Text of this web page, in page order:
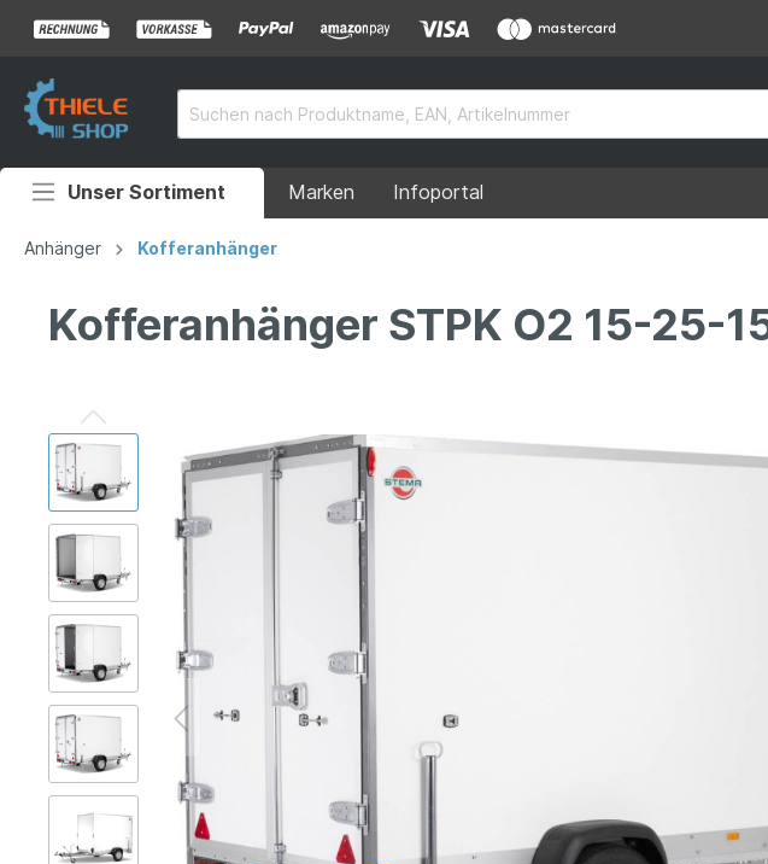
Unser Sortiment Marken Infoportal
Auffahrrampen
Rollstuhlrampen
Grubenabdeckungen
Absperrtechnik
Gerüsttechnik
Leitern
Lagertechnik
Hubgeräte
Lkw-Enteisung
Zubehör
Anhänger Kofferanhänger
Kofferanhänger STPK O2 15-25-